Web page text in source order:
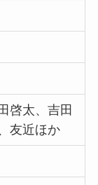
啓太、吉田
友近ほか